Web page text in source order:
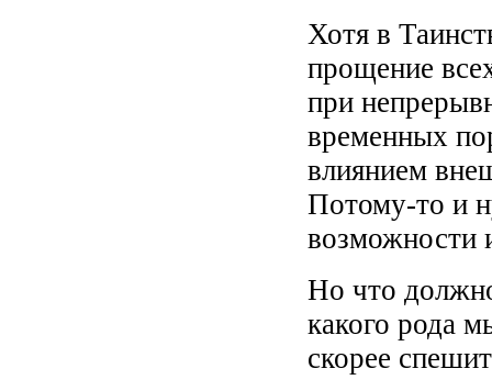
Хотя в
прощение
при
временных
влиянием
Потому-то и
возможности
Но что
какого рода
скорее